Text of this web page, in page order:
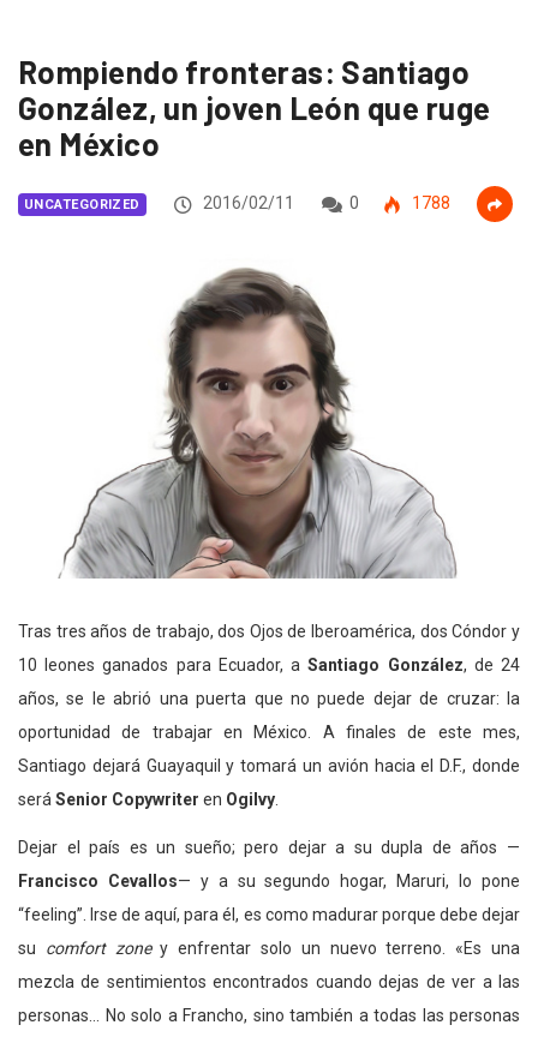
Rompiendo fronteras: Santiago
González, un joven León que ruge
en México
UNCATEGORIZED 2016/02/11 0 1788
Tras tres años de trabajo, dos Ojos de Iberoamérica, dos Cóndor y
10 leones ganados para Ecuador, aSantiago González, de 24
años, se le abrió una puerta que no puede dejar de cruzar: la
oportunidad de trabajar en México. A finales de este mes,
Santiago dejará Guayaquil y tomará un avión hacia el D.F., donde
será Senior Copywriter en Ogilvy
Dejar el país es un sueño; pero dejar a su dupla de años —
Francisco Cevallos— y a su segundo hogar, Maruri, lo pone
“feeling”. Irse de aquí, para él, es como madurar porque debe dejar
su comfort zoney enfrentar solo un nuevo terreno. «Es una
mezcla de sentimientos encontrados cuando dejas de ver a las
personas… No solo a Francho, sino también a todas las personas